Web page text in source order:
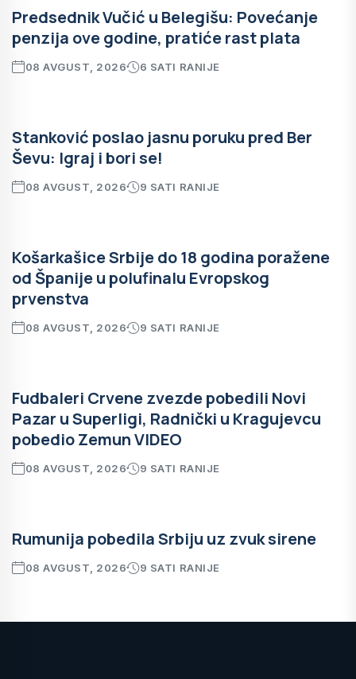
Predsednik Vučić u Belegišu: Povećanje
penzija ove godine, pratiće rast plata
08 AVGUST, 2026 6 SATI RANIJE
Stanković poslao jasnu poruku pred Ber
Ševu: Igraj i bori se!
08 AVGUST, 2026 9 SATI RANIJE
Košarkašice Srbije do 18 godina poražene
od Španije u polufinalu Evropskog
prvenstva
08 AVGUST, 2026 9 SATI RANIJE
Fudbaleri Crvene zvezde pobedili Novi
Pazar u Superligi, Radnički u Kragujevcu
pobedio Zemun VIDEO
08 AVGUST, 2026 9 SATI RANIJE
Rumunija pobedila Srbiju uz zvuk sirene
08 AVGUST, 2026 9 SATI RANIJE